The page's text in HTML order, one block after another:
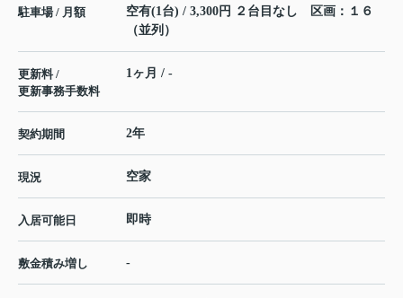
駐車場 / 月額
空有(1台) / 3,300円 ２台目なし 区画：１６
（並列）
更新料 /
更新事務手数料
1ヶ月 / -
契約期間 2年
現況 空家
入居可能日 即時
敷金積み増し -